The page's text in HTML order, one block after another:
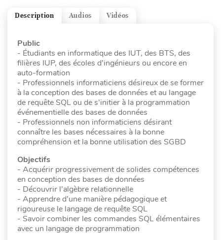
Vidéos
Audios
Description
Public
- Étudiants en informatique des IUT, des BTS, des
filières IUP, des écoles d’ingénieurs ou encore en
auto-formation
- Professionnels informaticiens désireux de se former
à la conception des bases de données et au langage
de requête SQL ou de s’initier à la programmation
événementielle des bases de données
- Professionnels non informaticiens désirant
connaître les bases nécessaires à la bonne
compréhension et la bonne utilisation des SGBD
Objectifs
- Acquérir progressivement de solides compétences
en conception des bases de données
- Découvrir l’algèbre relationnelle
- Apprendre d’une manière pédagogique et
rigoureuse le langage de requête SQL
- Savoir combiner les commandes SQL élémentaires
avec un langage de programmation